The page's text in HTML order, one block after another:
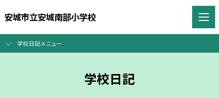
安城市立安城南部小学校
学校日記メニュー
学校日記